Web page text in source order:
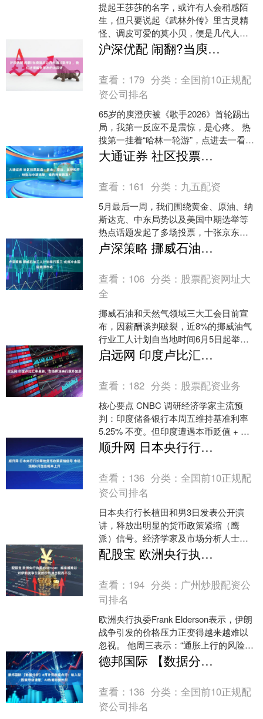
提起王莎莎的名字，或许有人会稍感陌
生，但只要说起《武林外传》里古灵精
怪、调皮可爱的莫小贝，便是几代人刻
在心底的童年记忆。作为国民级童星，
她年少成名，凭借灵动自然....
沪深优配 闹翻?当庾澄庆公开内涵《歌手》，我们才理解张学友的这段话
查看： 179 分类：全国前10正规配
资公司排名
65岁的庾澄庆被《歌手2026》首轮踢出
局，我第一反应不是震惊，是心疼。 热
搜第一挂着“哈林一轮游”，点进去一看，
老爷子还默默给“无脑综艺”那条骂评点了
赞，手指....
大通证券 社区投票复盘：黄金、原油、美伊和平、纳指与中期选举，谁的判断最准？
查看： 161 分类： 九五配资
5月最后一周，我们围绕黄金、原油、纳
斯达克、中东局势以及美国中期选举等
热点话题发起了多场投票，十张京东卡
奖励已经全部发放完毕。如今结果已经
揭晓，让我们一起看看网....
卢深策略 挪威石油工人计划举行罢工 或将冲击国际能源市场
查看： 106 分类： 股票配资网址大
全
挪威石油和天然气领域三大工会日前宣
布，因薪酬谈判破裂，近8%的挪威油气
行业工人计划自当地时间6月5日起举行
罢工。挪威离岸工业协会（Offshore
Norway....
启远网 印度卢比汇率暴跌，市场押注央行意外加息
查看： 182 分类： 股票配资业务
核心要点 CNBC 调研经济学家主流预
判：印度储备银行本周五维持基准利率
5.25% 不变。但印度遭遇本币贬值 + 通
胀上行双重风险，或倒逼央行于本周落
地加息。....
顺升网 日本央行行长释放货币政策紧缩信号 市场预期6月加息概率上升
查看： 136 分类：全国前10正规配
资公司排名
日本央行行长植田和男3日发表公开演
讲，释放出明显的货币政策紧缩（鹰
派）信号。经济学家及市场分析人士普
遍认为，此番表态是在为日本央行在6月
15日至16日举行的货币....
配股宝 欧洲央行执委Elderson：越来越难以对伊朗战争引发的价格冲击视而不见
查看： 194 分类： 广州炒股配资公
司排名
欧洲央行执委Frank Elderson表示，伊朗
战争引发的价格压力正变得越来越难以
忽视。 他周三表示：“通胀上行的风险在
增加，经济增长下行的风险也在上升，
形势....
德邦国际 【数据分析】4月外贸数据点评：输入型因素带动通胀，AI热潮助推外贸
查看： 136 分类：全国前10正规配
资公司排名